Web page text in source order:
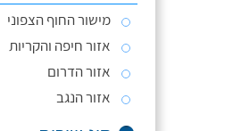
מישור החוף הצפוני
אזור חיפה והקריות
אזור הדרום
אזור הנגב